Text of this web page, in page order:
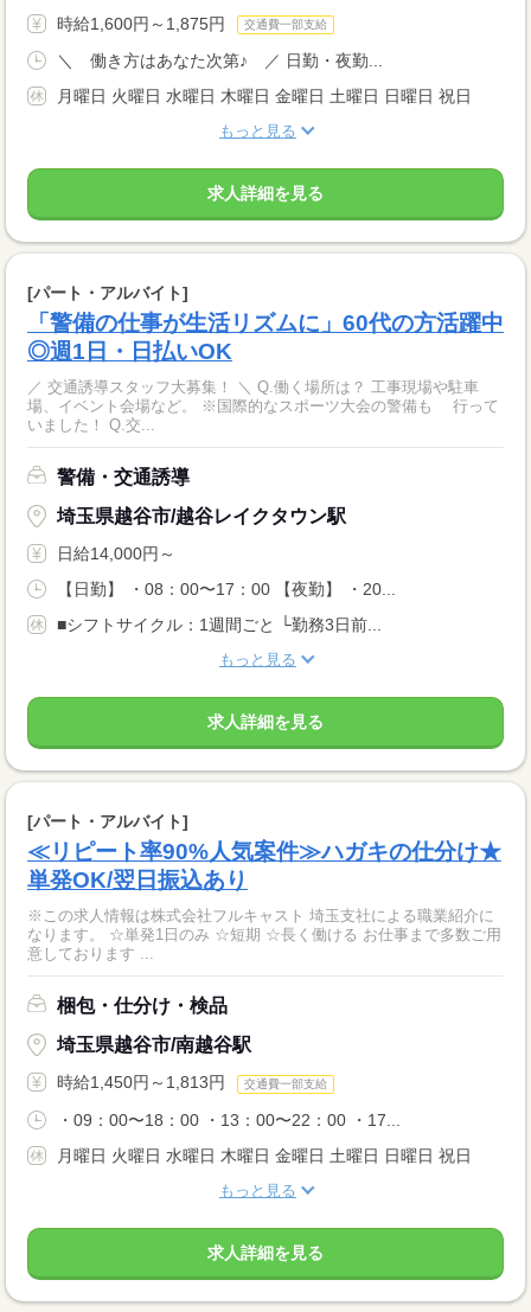
時給1,600円～1,875円 交通費一部支給
＼ 働き方はあなた次第♪ ／ 日勤・夜勤...
月曜日 火曜日 水曜日 木曜日 金曜日 土曜日 日曜日 祝日
もっと見る
求人詳細を見る
[パート・アルバイト]
「警備の仕事が生活リズムに」60代の方活躍中
◎週1日・日払いOK
／ 交通誘導スタッフ大募集！ ＼ Q.働く場所は？ 工事現場や駐車
場、イベント会場など。 ※国際的なスポーツ大会の警備も 行って
いました！ Q.交...
警備・交通誘導
埼玉県越谷市/越谷レイクタウン駅
日給14,000円～
【日勤】 ・08：00〜17：00 【夜勤】 ・20...
■シフトサイクル：1週間ごと └勤務3日前...
もっと見る
求人詳細を見る
[パート・アルバイト]
≪リピート率90%人気案件≫ハガキの仕分け★
単発OK/翌日振込あり
※この求人情報は株式会社フルキャスト 埼玉支社による職業紹介に
なります。 ☆単発1日のみ ☆短期 ☆長く働ける お仕事まで多数ご用
意しております ...
梱包・仕分け・検品
埼玉県越谷市/南越谷駅
時給1,450円～1,813円 交通費一部支給
・09：00〜18：00 ・13：00〜22：00 ・17...
月曜日 火曜日 水曜日 木曜日 金曜日 土曜日 日曜日 祝日
もっと見る
求人詳細を見る